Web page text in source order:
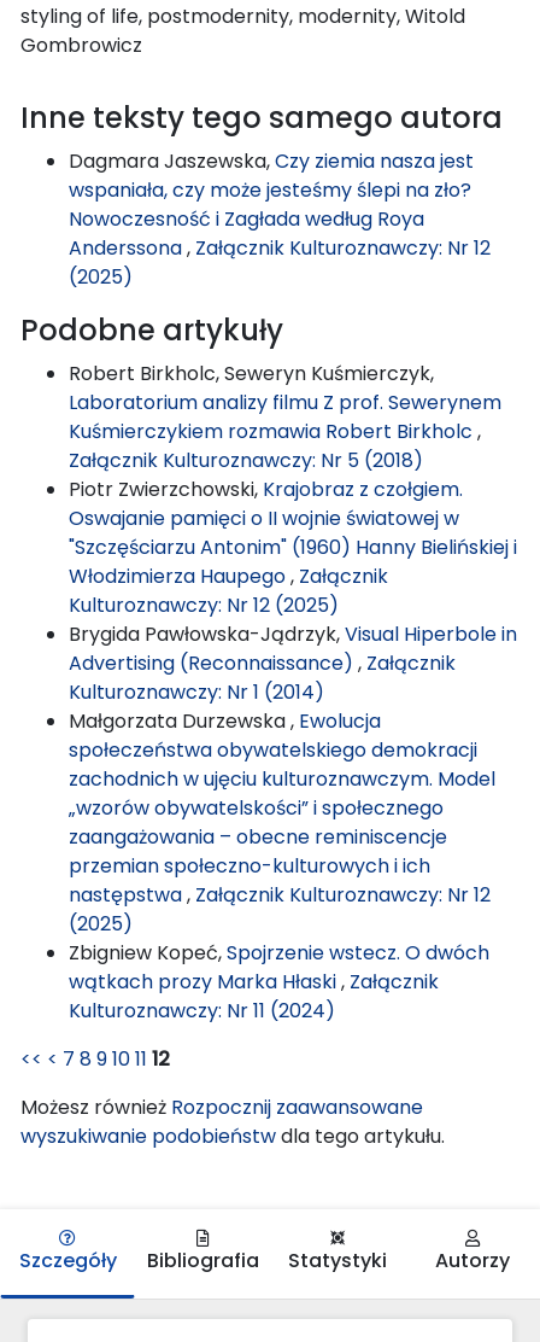
styling of life, postmodernity, modernity, Witold
Gombrowicz
Inne teksty tego samego autora
Dagmara Jaszewska,Czy ziemia nasza jest
wspaniała, czy może jesteśmy ślepi na zło?
Nowoczesność i Zagłada według Roya
Anderssona, Załącznik Kulturoznawczy: Nr 12
(2025)
Podobne artykuły
Robert Birkholc, Seweryn Kuśmierczyk,
Laboratorium analizy filmu Z prof. Sewerynem
Kuśmierczykiem rozmawia Robert Birkholc ,
Załącznik Kulturoznawczy: Nr 5 (2018)
Piotr Zwierzchowski, Krajobraz z czołgiem.
Oswajanie pamięci o II wojnie światowej w
"Szczęściarzu Antonim" (1960) Hanny Bielińskiej i
Włodzimierza Haupego, Załącznik
Kulturoznawczy: Nr 12 (2025)
Brygida Pawłowska-Jądrzyk,Visual Hiperbole in
Advertising (Reconnaissance) , Załącznik
Kulturoznawczy: Nr 1 (2014)
Małgorzata Durzewska , Ewolucja
społeczeństwa obywatelskiego demokracji
zachodnich w ujęciu kulturoznawczym. Model
„wzorów obywatelskości” i społecznego
zaangażowania – obecne reminiscencje
przemian społeczno-kulturowych i ich
następstwa, Załącznik Kulturoznawczy: Nr 12
(2025)
Zbigniew Kopeć,Spojrzenie wstecz. O dwóch
wątkach prozy Marka Hłaski, Załącznik
Kulturoznawczy: Nr 11 (2024)
<< < 7 891011 12
Możesz również Rozpocznij zaawansowane
wyszukiwanie podobieństwdla tego artykułu.
Szczegóły Bibliografia Statystyki Autorzy